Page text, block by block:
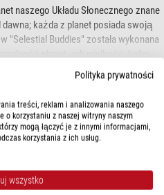
naszego Układu Słonecznego znane
każda z planet posiada swoją
"Selestial Buddies" została wykonana
wykonane są poszczególne
jak najlepiej pasować do
dodana jest etykieta
na temat poszczególnego obiektu.
wartość edukacyjną.
towarzysz - Księżyc?
Planetary Plush
Polityka prywatności
treści, reklam i analizowania naszego
korzystaniu z naszej witryny naszym
mogą łączyć je z innymi informacjami,
korzystania z ich usług.
wszystko